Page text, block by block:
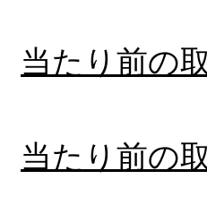
当たり前の
当たり前の